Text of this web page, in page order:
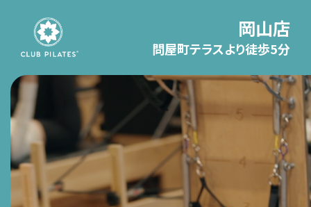
岡山店
問屋町テラスより徒歩5分